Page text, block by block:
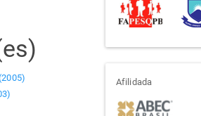
afiliada
Afilidada